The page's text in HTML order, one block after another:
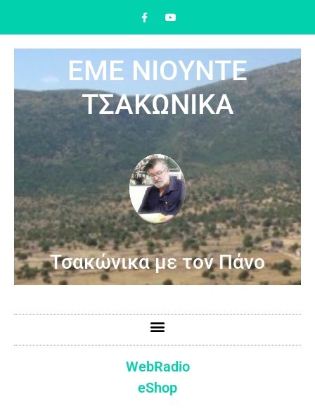
ΕΜΕ ΝΙΟΥΝΤΕ
ΤΣΑΚΩΝΙΚΑ
Τσακώνικα με τον Πάνο
WebRadio
eShop